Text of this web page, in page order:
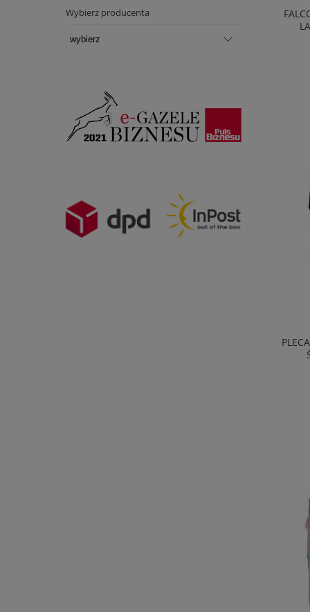
Wybierz producenta